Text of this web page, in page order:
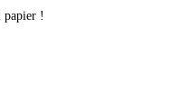
papier !